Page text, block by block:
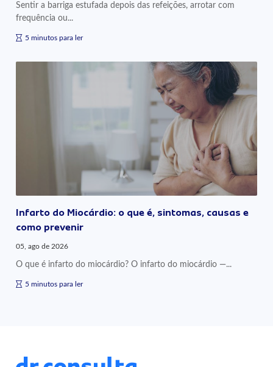
Sentir a barriga estufada depois das refeições, arrotar com
frequência ou...
5 minutos para ler
Infarto do Miocárdio: o que é, sintomas, causas e
como prevenir
05, ago de 2026
O que é infarto do miocárdio? O infarto do miocárdio —...
5 minutos para ler